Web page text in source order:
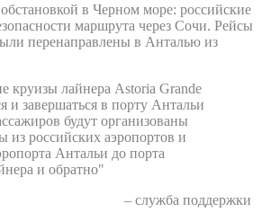
в Черном море: российские
маршрута через Сочи. Рейсы
перенаправлены в Анталью из
круизы лайнера Astoria Grande
и завершаться в порту Антальи
будут организованы
из российских аэропортов и
Антальи до порта
и обратно"
– служба поддержки